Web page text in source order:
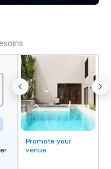
Promote your
venue